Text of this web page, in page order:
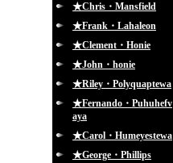
★Chris・Mansfield
★Frank・Lahaleon
★Clement・Honie
★John・honie
★Riley・Polyquaptewa
★Fernando・Puhuhefv
aya
★Carol・Humeyestewa
★George・Phillips